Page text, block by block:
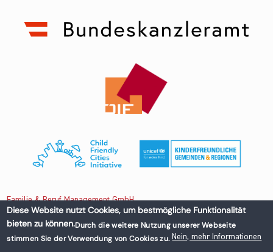
Familie & Beruf Management GmbH
Untere Donaustraße 13-15/3 1020 Wien, Austria
+43 1 218 50 70
Diese Website nutzt Cookies, um bestmögliche Funktionalität
bieten zu können.Durch die weitere Nutzung unserer Webseite
stimmen Sie der Verwendung von Cookies zu. Nein, mehr Informationen